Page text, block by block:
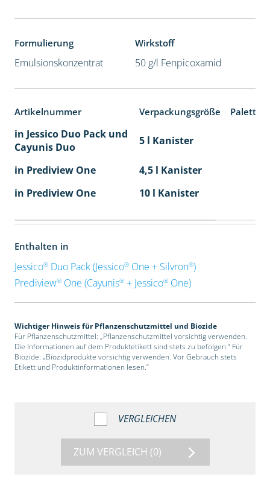
Formulierung
Emulsionskonzentrat
Wirkstoff
50 g/l Fenpicoxamid
Artikelnummer Verpackungsgröße
in Jessico Duo Pack und
Cayunis Duo
5 l Kanister
in Prediview One
4,5 l Kanister
in Prediview One
10 l Kanister
Enthalten in
Jessico®Duo Pack (Jessico®One + Silvron®)
Prediview®One (Cayunis®+ Jessico®One)
Wichtiger Hinweis für Pflanzenschutzmittel und Biozide
Für Pflanzenschutzmittel: „Pflanzenschutzmittel vorsichtig verwenden.
Die Informationen auf dem Produktetikett sind stets zu befolgen.“ Für
Biozide: „Biozidprodukte vorsichtig verwenden. Vor Gebrauch stets
Etikett und Produktinformationen lesen.“
VERGLEICHEN
ZUM VERGLEICH (0)